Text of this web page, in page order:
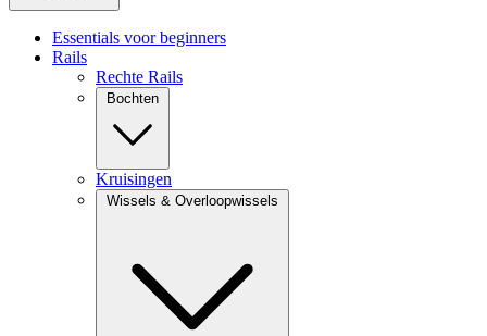
Essentials voor beginners
Rails
Rechte Rails
Bochten
Kruisingen
Wissels & Overloopwissels